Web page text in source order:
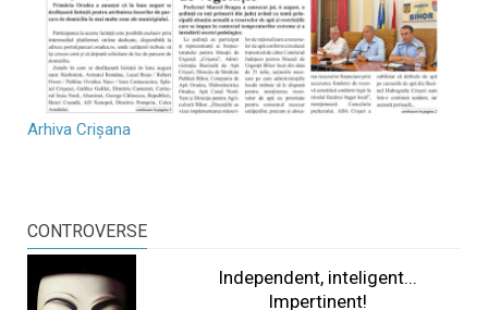
Arhiva Crișana
CONTROVERSE
Independent, inteligent...
Impertinent!